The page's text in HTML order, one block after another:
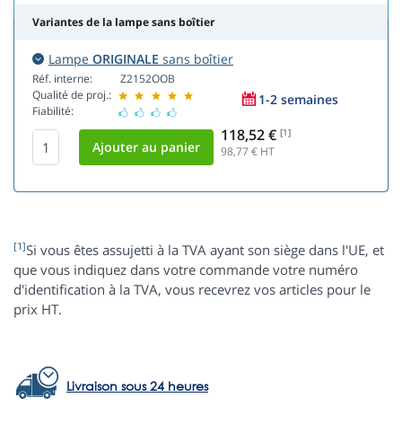
Variantes de la lampe sans boîtier
Lampe ORIGINALE sans boîtier
Réf. interne:
Qualité de proj.:
Fiabilité:
Z2152OOB
1-2 semaines
118,52 € [1]
98,77 € HT
[1]Si vous êtes assujetti à la TVA ayant son siège dans l'UE, et
que vous indiquez dans votre commande votre numéro
d'identification à la TVA, vous recevrez vos articles pour le
prix HT.
Livraison sous 24 heures